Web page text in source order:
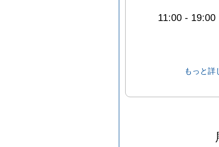
11:00- 19:00
もっと詳